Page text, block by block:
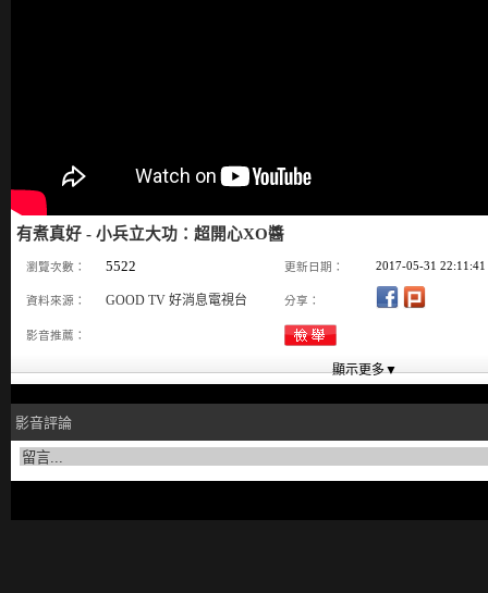
有煮真好 - 小兵立大功：超開心XO醬
瀏覽次數： 5522 更新日期： 2017-05-31 22:11:41
資料來源： GOOD TV 好消息電視台 分享：
影音推薦：
影音評論